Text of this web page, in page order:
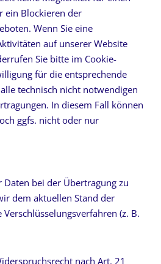
ein Blockieren der
Wenn Sie eine
auf unserer Website
Sie bitte im Cookie-
für die entsprechende
technisch nicht notwendigen
In diesem Fall können
ggfs. nicht oder nur
bei der Übertragung zu
dem aktuellen Stand der
(z. B.
nach Art. 21